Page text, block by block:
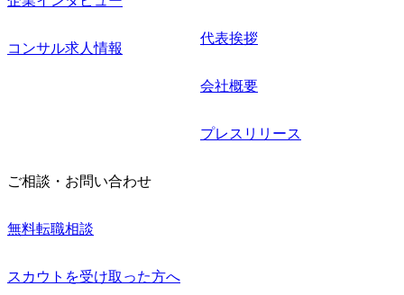
コンサル求人情報
代表挨拶
会社概要
プレスリリース
ご相談・お問い合わせ
無料転職相談
スカウトを受け取った方へ